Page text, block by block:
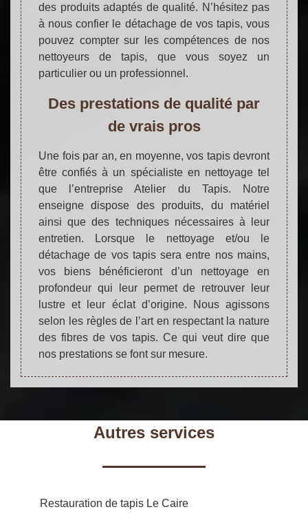
des produits adaptés de qualité. N’hésitez pas
à nous confier le détachage de vos tapis, vous
pouvez compter sur les compétences de nos
nettoyeurs de tapis, que vous soyez un
particulier ou un professionnel.
Des prestations de qualité par
de vrais pros
Une fois par an, en moyenne, vos tapis devront
être confiés à un spécialiste en nettoyage tel
que l’entreprise Atelier du Tapis. Notre
enseigne dispose des produits, du matériel
ainsi que des techniques nécessaires à leur
entretien. Lorsque le nettoyage et/ou le
détachage de vos tapis sera entre nos mains,
vos biens bénéficieront d’un nettoyage en
profondeur qui leur permet de retrouver leur
lustre et leur éclat d’origine. Nous agissons
selon les règles de l’art en respectant la nature
des fibres de vos tapis. Ce qui veut dire que
nos prestations se font sur mesure.
Autres services
Restauration de tapis Le Caire